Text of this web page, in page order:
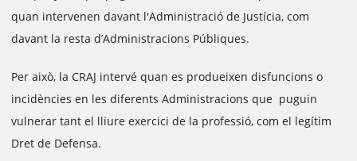
quan intervenen davant l'Administració de Justícia, com
davant la resta d’Administracions Públiques.
Per això, la CRAJ intervé quan es produeixen disfuncions o
incidències en les diferents Administracions que puguin
vulnerar tant el lliure exercici de la professió, com el legítim
Dret de Defensa.